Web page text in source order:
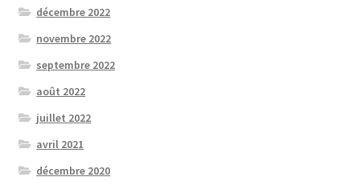
décembre 2022
novembre 2022
septembre 2022
août 2022
juillet 2022
avril 2021
décembre 2020